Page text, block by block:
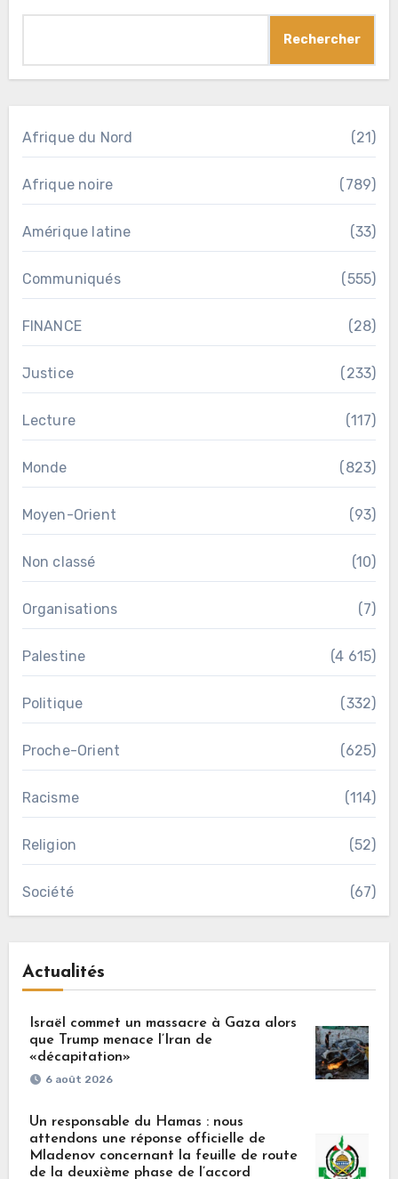
Rechercher
Afrique du Nord (21)
Afrique noire (789)
Amérique latine (33)
Communiqués (555)
FINANCE (28)
Justice (233)
Lecture (117)
Monde (823)
Moyen-Orient (93)
Non classé (10)
Organisations (7)
Palestine (4 615)
Politique (332)
Proche-Orient (625)
Racisme (114)
Religion (52)
Société (67)
Actualités
Israël commet un massacre à Gaza alors
que Trump menace l’Iran de
«décapitation»
6 août 2026
Un responsable du Hamas : nous
attendons une réponse officielle de
Mladenov concernant la feuille de route
de la deuxième phase de l’accord